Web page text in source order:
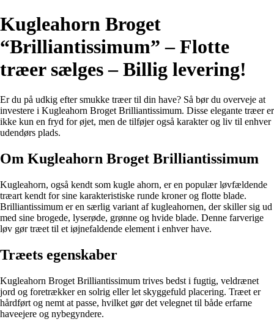
Kugleahorn Broget
“Brilliantissimum” – Flotte
træer sælges – Billig levering!
Er du på udkig efter smukke træer til din have? Så bør du overveje at
investere i Kugleahorn Broget Brilliantissimum. Disse elegante træer er
ikke kun en fryd for øjet, men de tilføjer også karakter og liv til enhver
udendørs plads.
Om Kugleahorn Broget Brilliantissimum
Kugleahorn, også kendt som kugle ahorn, er en populær løvfældende
træart kendt for sine karakteristiske runde kroner og flotte blade.
Brilliantissimum er en særlig variant af kugleahornen, der skiller sig ud
med sine brogede, lyserøde, grønne og hvide blade. Denne farverige
løv gør træet til et iøjnefaldende element i enhver have.
Træets egenskaber
Kugleahorn Broget Brilliantissimum trives bedst i fugtig, veldrænet
jord og foretrækker en solrig eller let skyggefuld placering. Træet er
hårdført og nemt at passe, hvilket gør det velegnet til både erfarne
haveejere og nybegyndere.